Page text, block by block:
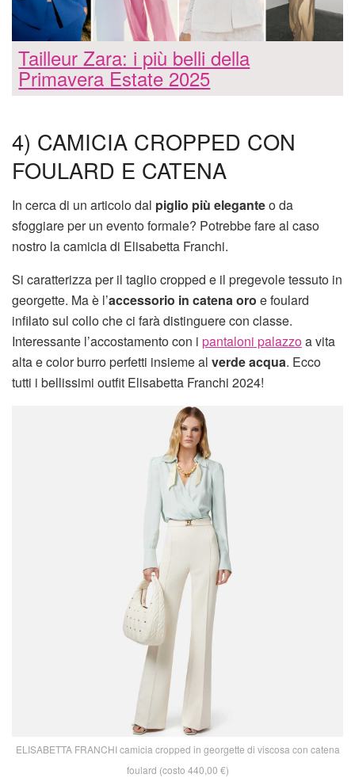
Tailleur Zara: i più belli della
Primavera Estate 2025
4) CAMICIA CROPPED CON
FOULARD E CATENA
In cerca di un articolo dal piglio più eleganteo da
sfoggiare per un evento formale? Potrebbe fare al caso
nostro la camicia di Elisabetta Franchi.
Si caratterizza per il taglio cropped e il pregevole tessuto in
georgette. Ma è l’accessorio in catena oro e foulard
infilato sul collo che ci farà distinguere con classe.
Interessante l’accostamento con i pantaloni palazzoa vita
alta e color burro perfetti insieme al verde acqua. Ecco
tutti i bellissimi outfit Elisabetta Franchi 2024!
ELISABETTA FRANCHI camicia cropped in georgette di viscosa con catena
foulard (costo 440,00 €)